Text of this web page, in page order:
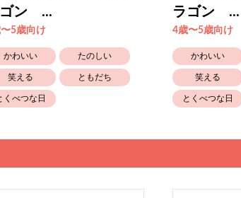
ン ...
5歳向け
かわいい たのしい
笑える ともだち
くべつな日
ラゴン ...
4歳〜5歳向け
かわいい
笑える
とくべつな日